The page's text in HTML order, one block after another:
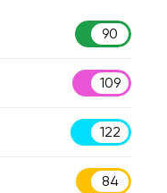
90
109
122
84